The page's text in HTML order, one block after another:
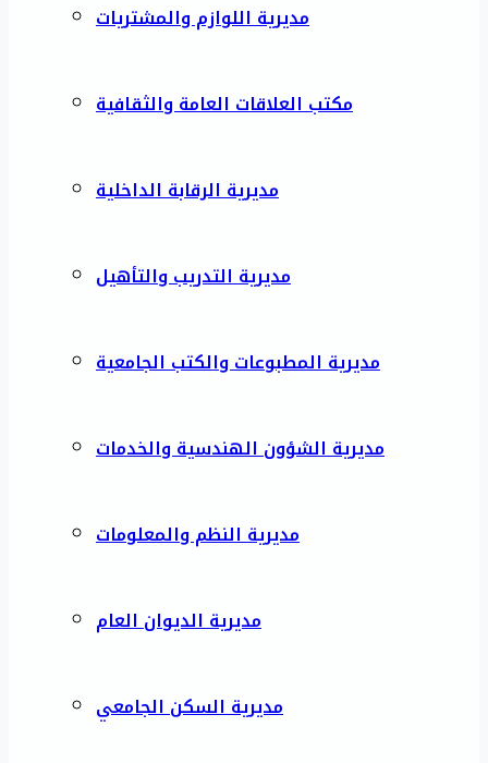
مديرية اللوازم والمشتريات
مكتب العلاقات العامة والثقافية
مديرية الرقابة الداخلية
مديرية التدريب والتأهيل
مديرية المطبوعات والكتب الجامعية
مديرية الشؤون الهندسية والخدمات
مديرية النظم والمعلومات
مديرية الديوان العام
مديرية السكن الجامعي